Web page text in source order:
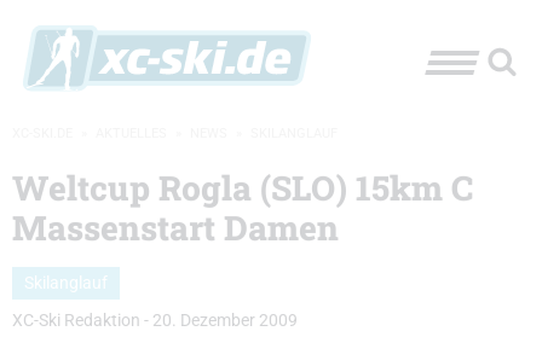
Weltcup Rogla (SLO) 15km C
Massenstart Damen
Skilanglauf
XC-Ski Redaktion - 20. Dezember 2009